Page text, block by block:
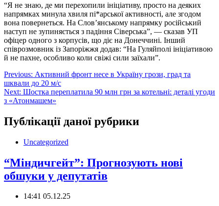
“Я не знаю, де ми перехопили ініціативу, просто на деяких
напрямках минула хвиля пі*арської активності, але згодом
вона повернеться. На Слов’янському напрямку російський
наступ не зупиняється з падіння Сіверська”, — сказав УП
офіцер одного з корпусів, що діє на Донеччині. Інший
співрозмовник із Запоріжжя додав: “На Гуляйполі ініціативою
й не пахне, особливо коли свіжі сили заїхали”.
Навігація
записів
Previous: Активний фронт несе в Україну грози, град та
шквали до 20 м/с
Next: Шостка переплатила 90 млн грн за котельні: деталі угоди
з «Атонмашем»
Публікації даної рубрики
Uncategorized
“Міндичгейт”: Прогнозують нові
обшуки у депутатів
14:41 05.12.25